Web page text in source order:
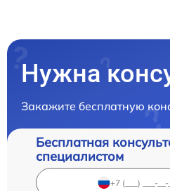
Нужна
Закажите бесплатную
Бесплатная
специалистом